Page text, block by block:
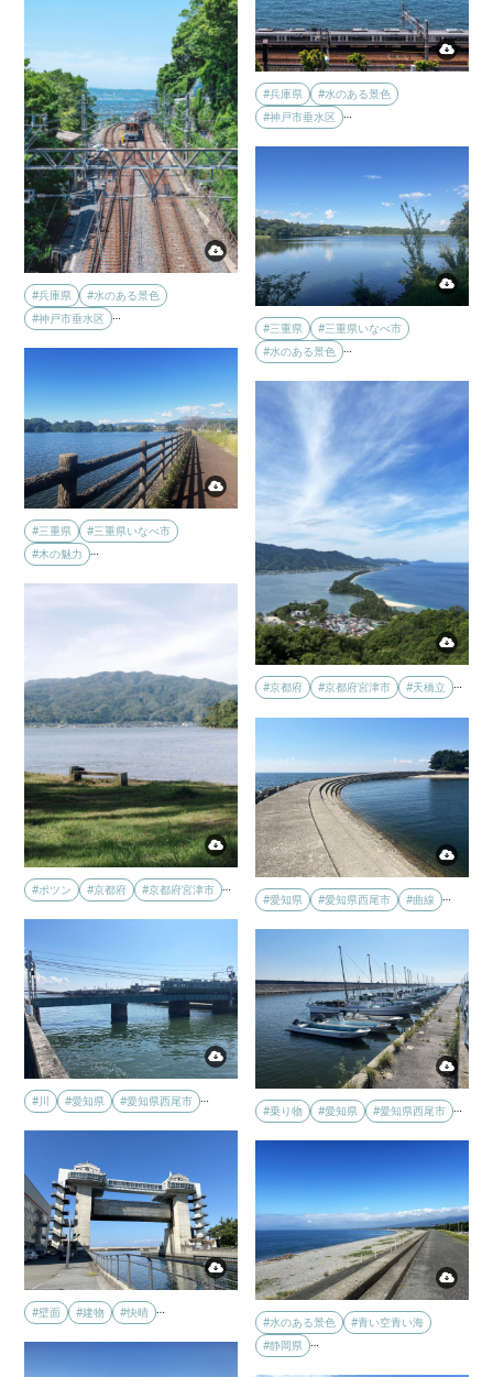
#兵庫県
#水のある景色
#神戸市垂水区 …
#兵庫県
#水のある景色
#神戸市垂水区 …
#三重県
#三重県いなべ市
#水のある景色 …
#三重県
#三重県いなべ市
#木の魅力
#京都府 #京都府宮津市 #天橋立 …
#ポツン #京都府 #京都府宮津市
#愛知県
#愛知県西尾市 #曲線
#川 #愛知県 #愛知県西尾市 …
#乗り物
#愛知県 #愛知県西尾市 …
#壁面 #建物 #快晴 …
#水のある景色
#青い空青い海
#静岡県 …